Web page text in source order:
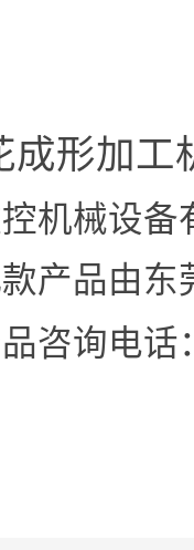
成形加工
机械设
产品由
咨询电话